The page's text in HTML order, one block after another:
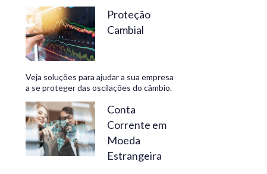
Proteção
Cambial
Veja soluções para ajudar a sua empresa
a se proteger das oscilações do câmbio.
Conta
Corrente em
Moeda
Estrangeira